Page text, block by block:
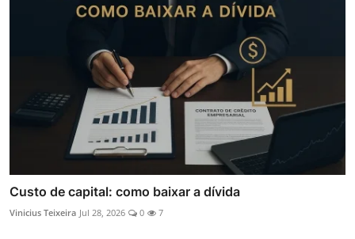
Custo de capital: como baixar a dívida
Vinicius Teixeira Jul 28, 2026 0 7